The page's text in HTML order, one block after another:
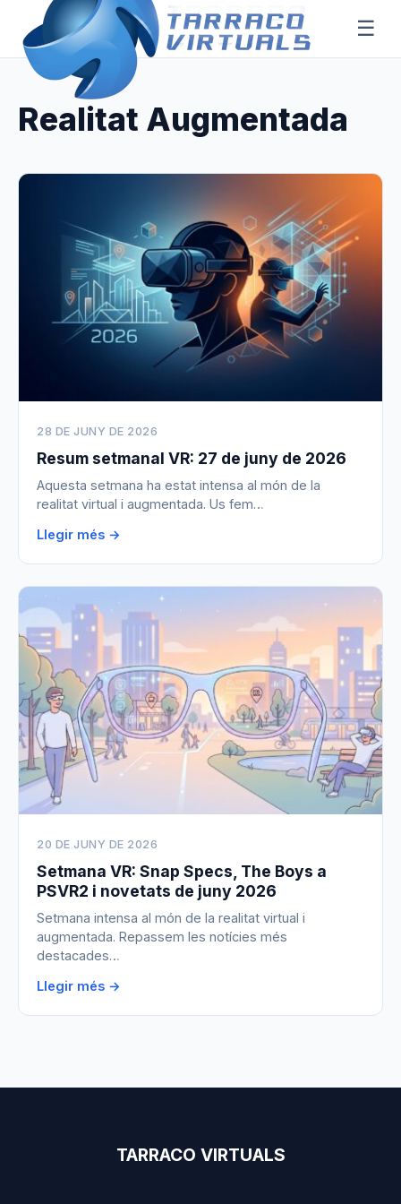
☰
Realitat Augmentada
28 DE JUNY DE 2026
Resum setmanal VR: 27 de juny de 2026
Aquesta setmana ha estat intensa al món de la
realitat virtual i augmentada. Us fem…
Llegir més →
20 DE JUNY DE 2026
Setmana VR: Snap Specs, The Boys a
PSVR2 i novetats de juny 2026
Setmana intensa al món de la realitat virtual i
augmentada. Repassem les notícies més
destacades…
Llegir més →
TARRACO VIRTUALS